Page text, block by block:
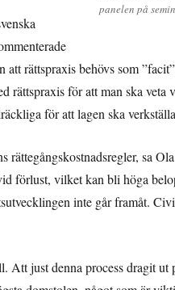
panelen på
rättspraxis behövs som
rättspraxis för att man ska veta
för att lagen ska
sa
förlust, vilket kan bli höga
inte går framåt.
just denna process dragit ut